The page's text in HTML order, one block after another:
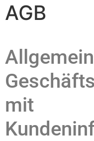
AGB
mit